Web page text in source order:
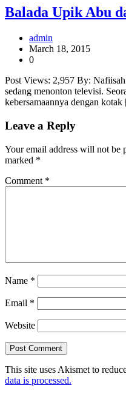
Balada Upik Abu
admin
March 18, 2015
0
Post Views: 2,957 By:
sedang menonton televisi.
kebersamaannya dengan
Leave a Reply
Your email address will not be
marked *
Comment *
Name *
Email *
Website
This site uses Akismet to
data is processed.